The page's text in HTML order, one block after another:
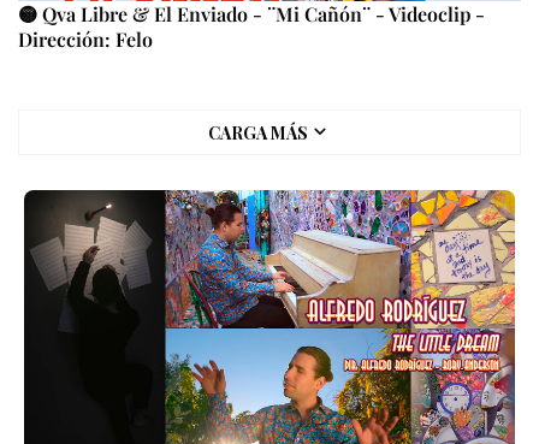
🟡 Qva Libre & El Enviado - ¨Mi Cañón¨ - Videoclip -
Dirección: Felo
CARGA MÁS